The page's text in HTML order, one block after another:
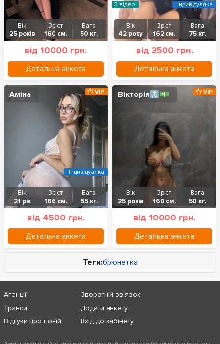
Вік
25 років
Зріст
160 см.
Вага
50 кг.
від 10000 грн.
Детальна анкета
Вік
42 року
Зріст
162 см.
Вага
75 кг.
від 3500 грн.
Детальна анкета
З відео Індивідуалка
Аміна
Вік
21 рік
Зріст
166 см.
Вага
55 кг.
від 4500 грн.
Детальна анкета
VIP
Індивідуалка
Вікторія🔝💵
Вік
25 років
Зріст
160 см.
Вага
50 кг.
від 10000 грн.
Детальна анкета
VIP
Теги:брюнетка
Агенції
Транси
Відгуки про повій
Зворотній зв'язок
Додати анкету
Вхід до кабінету